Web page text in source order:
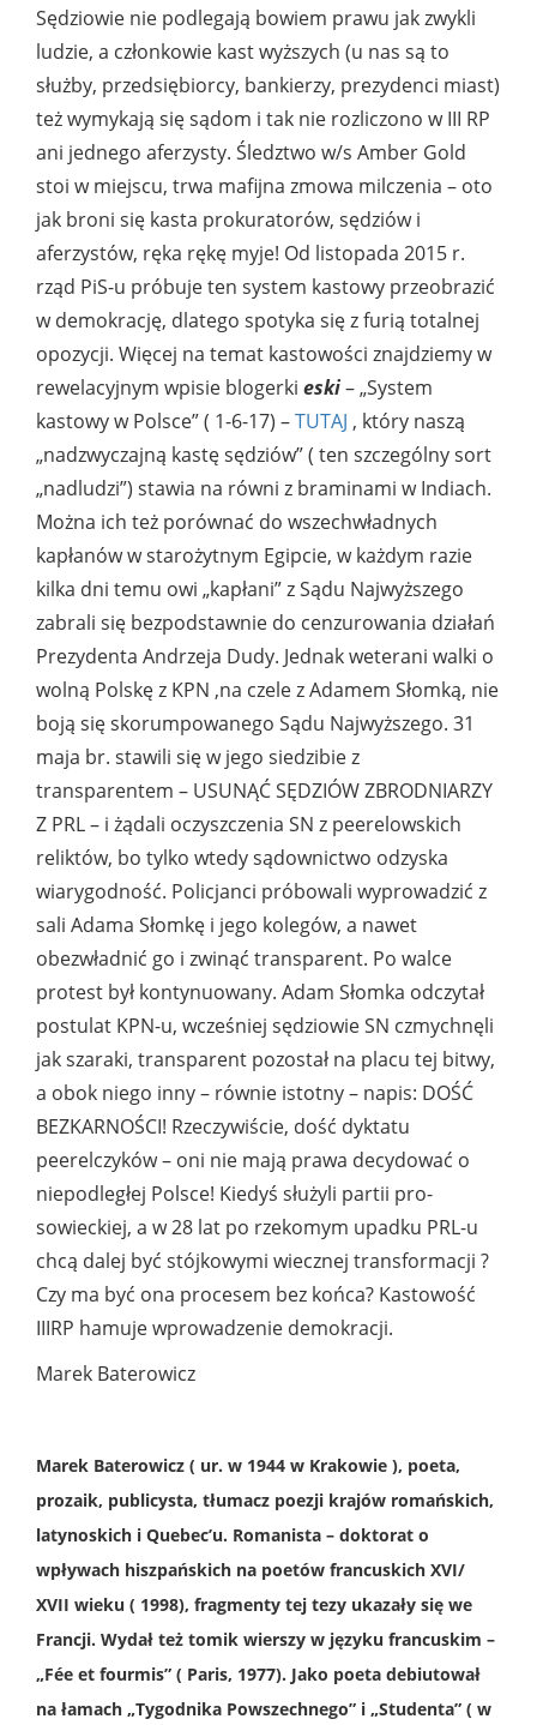
Sędziowie nie podlegają bowiem prawu jak zwykli
ludzie, a członkowie kast wyższych (u nas są to
służby, przedsiębiorcy, bankierzy, prezydenci miast)
też wymykają się sądom i tak nie rozliczono w III RP
ani jednego aferzysty. Śledztwo w/s Amber Gold
stoi w miejscu, trwa mafijna zmowa milczenia – oto
jak broni się kasta prokuratorów, sędziów i
aferzystów, ręka rękę myje! Od listopada 2015 r.
rząd PiS-u próbuje ten system kastowy przeobrazić
w demokrację, dlatego spotyka się z furią totalnej
opozycji. Więcej na temat kastowości znajdziemy w
rewelacyjnym wpisie blogerki eski– „System
kastowy w Polsce” ( 1-6-17) –TUTAJ , który naszą
„nadzwyczajną kastę sędziów” ( ten szczególny sort
„nadludzi”) stawia na równi z braminami w Indiach.
Można ich też porównać do wszechwładnych
kapłanów w starożytnym Egipcie, w każdym razie
kilka dni temu owi „kapłani” z Sądu Najwyższego
zabrali się bezpodstawnie do cenzurowania działań
Prezydenta Andrzeja Dudy. Jednak weterani walki o
wolną Polskę z KPN ,na czele z Adamem Słomką, nie
boją się skorumpowanego Sądu Najwyższego. 31
maja br. stawili się w jego siedzibie z
transparentem – USUNĄĆ SĘDZIÓW ZBRODNIARZY
Z PRL – i żądali oczyszczenia SN z peerelowskich
reliktów, bo tylko wtedy sądownictwo odzyska
wiarygodność. Policjanci próbowali wyprowadzić z
sali Adama Słomkę i jego kolegów, a nawet
obezwładnić go i zwinąć transparent. Po walce
protest był kontynuowany. Adam Słomka odczytał
postulat KPN-u, wcześniej sędziowie SN czmychnęli
jak szaraki, transparent pozostał na placu tej bitwy,
a obok niego inny – równie istotny – napis: DOŚĆ
BEZKARNOŚCI! Rzeczywiście, dość dyktatu
peerelczyków – oni nie mają prawa decydować o
niepodległej Polsce! Kiedyś służyli partii pro-
sowieckiej, a w 28 lat po rzekomym upadku PRL-u
chcą dalej być stójkowymi wiecznej transformacji ?
Czy ma być ona procesem bez końca? Kastowość
IIIRP hamuje wprowadzenie demokracji.
Marek Baterowicz
Marek Baterowicz ( ur. w 1944 w Krakowie ), poeta,
prozaik, publicysta, tłumacz poezji krajów romańskich,
latynoskich i Quebec’u. Romanista – doktorat o
wpływach hiszpańskich na poetów francuskich XVI/
XVII wieku ( 1998), fragmenty tej tezy ukazały się we
Francji. Wydał też tomik wierszy w języku francuskim –
„Fée et fourmis” ( Paris, 1977). Jako poeta debiutował
na łamach „Tygodnika Powszechnego” i „Studenta” ( w